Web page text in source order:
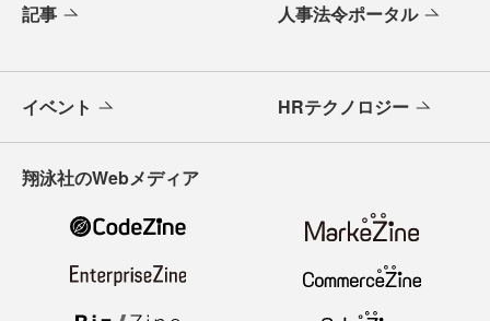
記事 人事法令ポータル
イベント HRテクノロジー
翔泳社のWebメディア